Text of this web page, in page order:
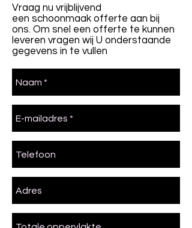
Vraag nu vrijblijvend
een schoonmaak offerte aan bij
ons. Om snel een offerte te kunnen
leveren vragen wij U onderstaande
gegevens in te vullen